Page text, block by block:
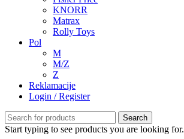
KNORR
Matrax
Rolly Toys
Pol
M
M/Z
Z
Reklamacije
Login / Register
Search
Start typing to see products you are looking for.